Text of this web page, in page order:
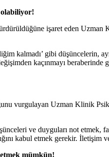
işaret eden
kalmadı’ gibi
kaçınmayı
vurgulayan Uzman Klinik
ve duyguları not etmek,
kabul etmek gerekir.
mümkün!